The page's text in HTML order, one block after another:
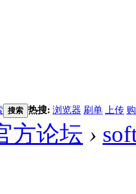
搜索 热搜: 浏览器 刷单 上传
方论坛 ›